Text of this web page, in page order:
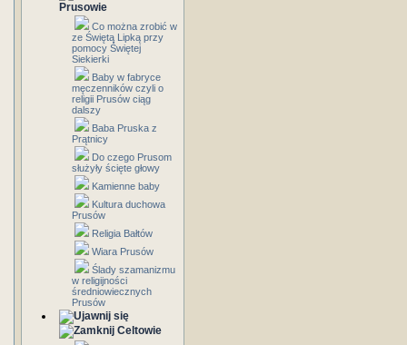
Prusowie
Co można zrobić w
ze Świętą Lipką przy
pomocy Świętej
Siekierki
Baby w fabryce
męczenników czyli o
religii Prusów ciąg
dalszy
Baba Pruska z
Prątnicy
Do czego Prusom
służyły ścięte głowy
Kamienne baby
Kultura duchowa
Prusów
Religia Bałtów
Wiara Prusów
Ślady szamanizmu
w religijności
średniowiecznych
Prusów
Celtowie